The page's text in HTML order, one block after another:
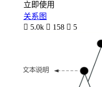
立即使用
关系图
 5.0k  158  5